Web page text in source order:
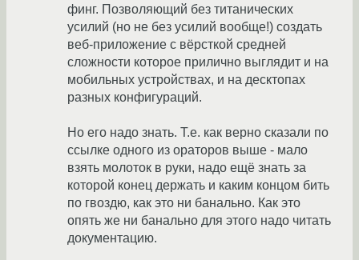
финг. Позволяющий без титанических
усилий (но не без усилий вообще!) создать
веб-приложение с вёрсткой средней
сложности которое прилично выглядит и на
мобильных устройствах, и на десктопах
разных конфигураций.
Но его надо знать. Т.е. как верно сказали по
ссылке одного из ораторов выше - мало
взять молоток в руки, надо ещё знать за
которой конец держать и каким концом бить
по гвоздю, как это ни банально. Как это
опять же ни банально для этого надо читать
документацию.